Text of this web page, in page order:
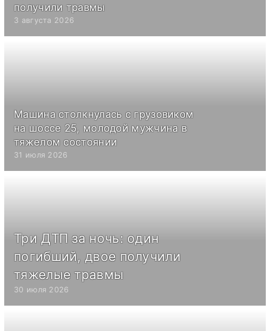
получили травмы
3 августа 2026
Машина столкнулась с грузовиком
на шоссе 25, молодой мужчина в
тяжелом состоянии
31 июля 2026
Три ДТП за ночь: один
погибший, двое получили
тяжелые травмы
30 июля 2026